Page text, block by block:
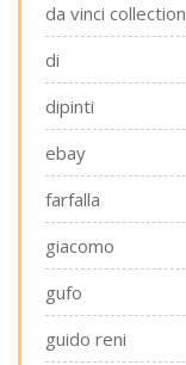
da vinci collection
di
dipinti
ebay
farfalla
giacomo
gufo
guido reni